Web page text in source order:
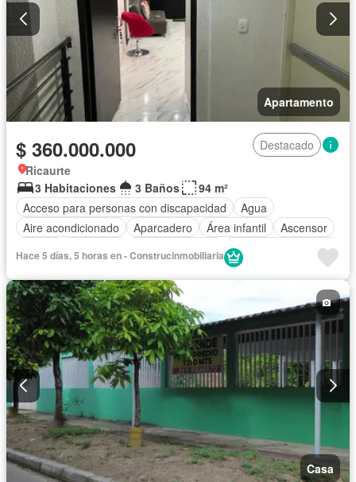
Apartamento
$ 360.000.000
Destacado
Ricaurte
3 Habitaciones
3 Baños
94 m²
Acceso para personas con discapacidad
Agua
Aire acondicionado
Aparcadero Área infantil
Ascensor
Caseta de vigilancia
Piscina
Seguridad privada
Vista panorámica
Hace 5 días, 5 horas en - Construcinmobiliaria
Casa